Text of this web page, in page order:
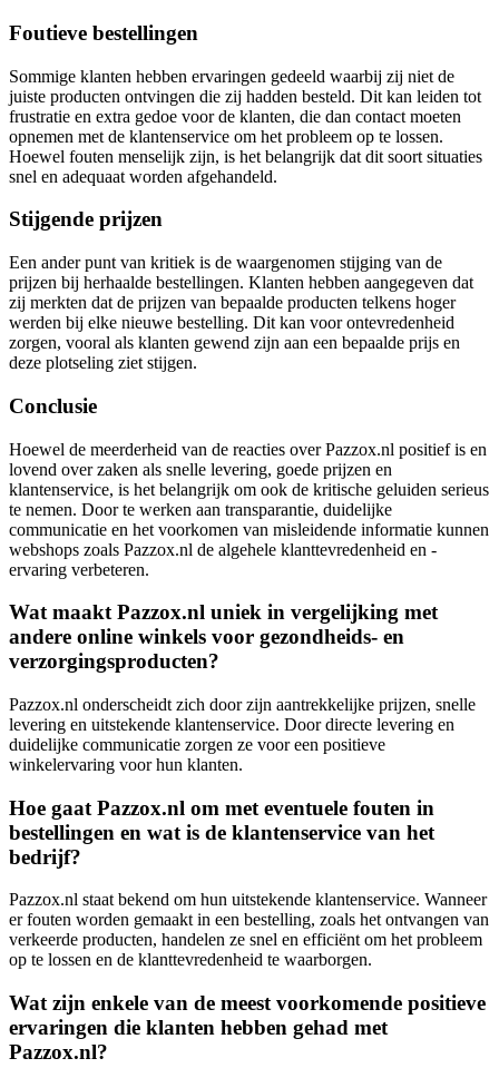
Foutieve bestellingen
Sommige klanten hebben ervaringen gedeeld waarbij zij niet de
juiste producten ontvingen die zij hadden besteld. Dit kan leiden tot
frustratie en extra gedoe voor de klanten, die dan contact moeten
opnemen met de klantenservice om het probleem op te lossen.
Hoewel fouten menselijk zijn, is het belangrijk dat dit soort situaties
snel en adequaat worden afgehandeld.
Stijgende prijzen
Een ander punt van kritiek is de waargenomen stijging van de
prijzen bij herhaalde bestellingen. Klanten hebben aangegeven dat
zij merkten dat de prijzen van bepaalde producten telkens hoger
werden bij elke nieuwe bestelling. Dit kan voor ontevredenheid
zorgen, vooral als klanten gewend zijn aan een bepaalde prijs en
deze plotseling ziet stijgen.
Conclusie
Hoewel de meerderheid van de reacties over Pazzox.nl positief is en
lovend over zaken als snelle levering, goede prijzen en
klantenservice, is het belangrijk om ook de kritische geluiden serieus
te nemen. Door te werken aan transparantie, duidelijke
communicatie en het voorkomen van misleidende informatie kunnen
webshops zoals Pazzox.nl de algehele klanttevredenheid en -
ervaring verbeteren.
Wat maakt Pazzox.nl uniek in vergelijking met
andere online winkels voor gezondheids- en
verzorgingsproducten?
Pazzox.nl onderscheidt zich door zijn aantrekkelijke prijzen, snelle
levering en uitstekende klantenservice. Door directe levering en
duidelijke communicatie zorgen ze voor een positieve
winkelervaring voor hun klanten.
Hoe gaat Pazzox.nl om met eventuele fouten in
bestellingen en wat is de klantenservice van het
bedrijf?
Pazzox.nl staat bekend om hun uitstekende klantenservice. Wanneer
er fouten worden gemaakt in een bestelling, zoals het ontvangen van
verkeerde producten, handelen ze snel en efficiënt om het probleem
op te lossen en de klanttevredenheid te waarborgen.
Wat zijn enkele van de meest voorkomende positieve
ervaringen die klanten hebben gehad met
Pazzox.nl?